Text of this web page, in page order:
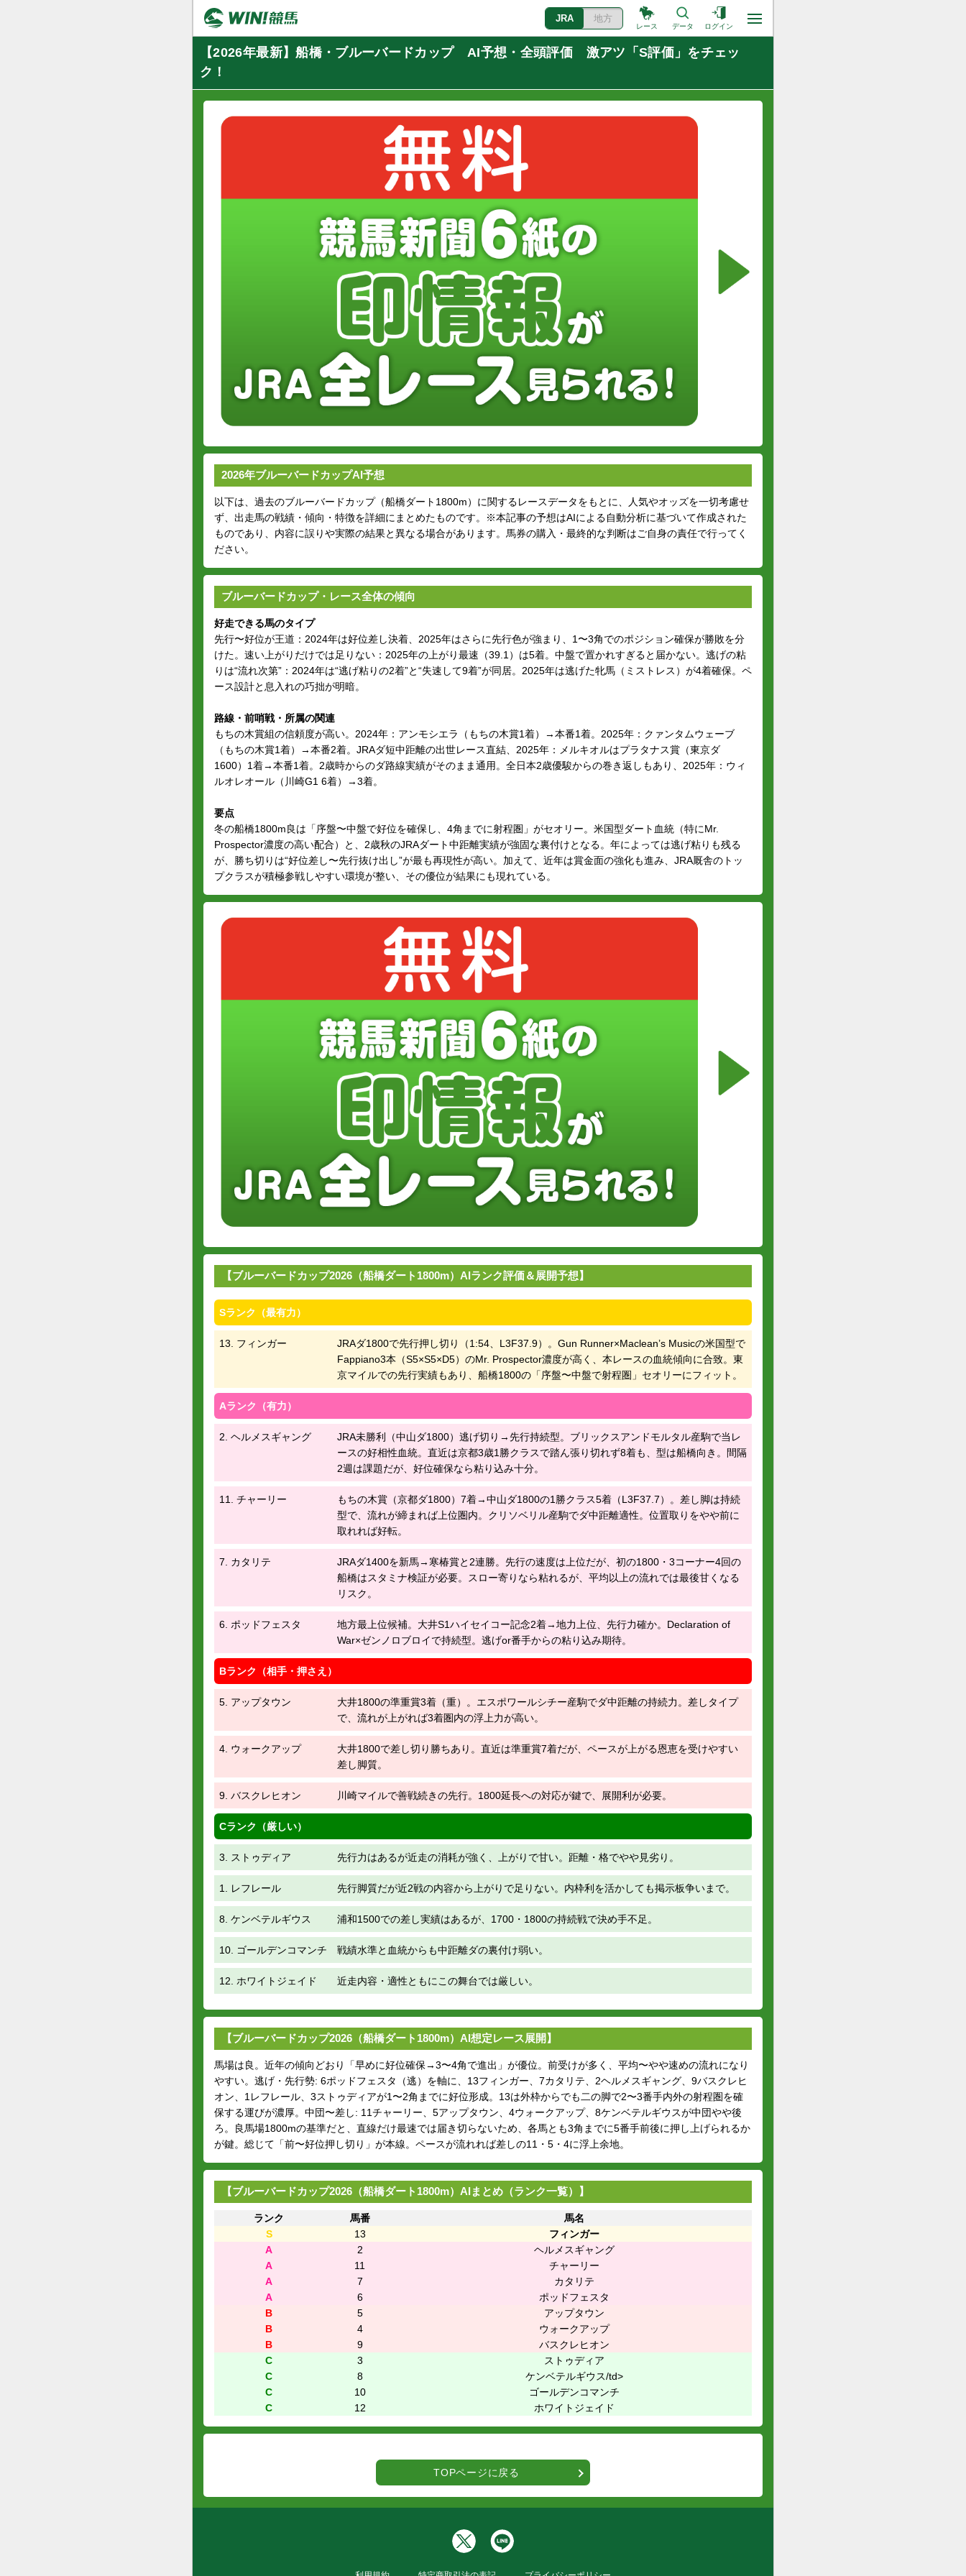
JRA 地方
レース データ ログイン
【2026年最新】船橋・ブルーバードカップ AI予想・全頭評価 激アツ「S評価」をチェッ
ク！
2026年ブルーバードカップAI予想
以下は、過去のブルーバードカップ（船橋ダート1800m）に関するレースデータをもとに、人気やオッズを一切考慮せ
ず、出走馬の戦績・傾向・特徴を詳細にまとめたものです。※本記事の予想はAIによる自動分析に基づいて作成された
ものであり、内容に誤りや実際の結果と異なる場合があります。馬券の購入・最終的な判断はご自身の責任で行ってく
ださい。
ブルーバードカップ・レース全体の傾向
好走できる馬のタイプ
先行〜好位が王道：2024年は好位差し決着、2025年はさらに先行色が強まり、1〜3角でのポジション確保が勝敗を分
けた。速い上がりだけでは足りない：2025年の上がり最速（39.1）は5着。中盤で置かれすぎると届かない。逃げの粘
りは“流れ次第”：2024年は“逃げ粘りの2着”と“失速して9着”が同居。2025年は逃げた牝馬（ミストレス）が4着確保。ペ
ース設計と息入れの巧拙が明暗。
路線・前哨戦・所属の関連
もちの木賞組の信頼度が高い。2024年：アンモシエラ（もちの木賞1着）→本番1着。2025年：クァンタムウェーブ
（もちの木賞1着）→本番2着。JRAダ短中距離の出世レース直結、2025年：メルキオルはプラタナス賞（東京ダ
1600）1着→本番1着。2歳時からのダ路線実績がそのまま通用。全日本2歳優駿からの巻き返しもあり、2025年：ウィ
ルオレオール（川崎G1 6着）→3着。
要点
冬の船橋1800m良は「序盤〜中盤で好位を確保し、4角までに射程圏」がセオリー。米国型ダート血統（特にMr.
Prospector濃度の高い配合）と、2歳秋のJRAダート中距離実績が強固な裏付けとなる。年によっては逃げ粘りも残る
が、勝ち切りは“好位差し〜先行抜け出し”が最も再現性が高い。加えて、近年は賞金面の強化も進み、JRA厩舎のトッ
プクラスが積極参戦しやすい環境が整い、その優位が結果にも現れている。
【ブルーバードカップ2026（船橋ダート1800m）AIランク評価＆展開予想】
Sランク（最有力）
13. フィンガー
JRAダ1800で先行押し切り（1:54、L3F37.9）。Gun Runner×Maclean’s Musicの米国型で
Fappiano3本（S5×S5×D5）のMr. Prospector濃度が高く、本レースの血統傾向に合致。東
京マイルでの先行実績もあり、船橋1800の「序盤〜中盤で射程圏」セオリーにフィット。
Aランク（有力）
2. ヘルメスギャング
JRA未勝利（中山ダ1800）逃げ切り→先行持続型。ブリックスアンドモルタル産駒で当レ
ースの好相性血統。直近は京都3歳1勝クラスで踏ん張り切れず8着も、型は船橋向き。間隔
2週は課題だが、好位確保なら粘り込み十分。
11. チャーリー
もちの木賞（京都ダ1800）7着→中山ダ1800の1勝クラス5着（L3F37.7）。差し脚は持続
型で、流れが締まれば上位圏内。クリソベリル産駒でダ中距離適性。位置取りをやや前に
取れれば好転。
7. カタリテ
JRAダ1400を新馬→寒椿賞と2連勝。先行の速度は上位だが、初の1800・3コーナー4回の
船橋はスタミナ検証が必要。スロー寄りなら粘れるが、平均以上の流れでは最後甘くなる
リスク。
6. ポッドフェスタ
地方最上位候補。大井S1ハイセイコー記念2着→地力上位、先行力確か。Declaration of
War×ゼンノロブロイで持続型。逃げor番手からの粘り込み期待。
Bランク（相手・押さえ）
5. アップタウン
大井1800の準重賞3着（重）。エスポワールシチー産駒でダ中距離の持続力。差しタイプ
で、流れが上がれば3着圏内の浮上力が高い。
4. ウォークアップ
大井1800で差し切り勝ちあり。直近は準重賞7着だが、ペースが上がる恩恵を受けやすい
差し脚質。
9. バスクレヒオン 川崎マイルで善戦続きの先行。1800延長への対応が鍵で、展開利が必要。
Cランク（厳しい）
3. ストゥディア 先行力はあるが近走の消耗が強く、上がりで甘い。距離・格でやや見劣り。
1. レフレール 先行脚質だが近2戦の内容から上がりで足りない。内枠利を活かしても掲示板争いまで。
8. ケンベテルギウス 浦和1500での差し実績はあるが、1700・1800の持続戦で決め手不足。
10. ゴールデンコマンチ 戦績水準と血統からも中距離ダの裏付け弱い。
12. ホワイトジェイド 近走内容・適性ともにこの舞台では厳しい。
【ブルーバードカップ2026（船橋ダート1800m）AI想定レース展開】
馬場は良。近年の傾向どおり「早めに好位確保→3〜4角で進出」が優位。前受けが多く、平均〜やや速めの流れになり
やすい。逃げ・先行勢: 6ポッドフェスタ（逃）を軸に、13フィンガー、7カタリテ、2ヘルメスギャング、9バスクレヒ
オン、1レフレール、3ストゥディアが1〜2角までに好位形成。13は外枠からでも二の脚で2〜3番手内外の射程圏を確
保する運びが濃厚。中団〜差し: 11チャーリー、5アップタウン、4ウォークアップ、8ケンベテルギウスが中団やや後
ろ。良馬場1800mの基準だと、直線だけ最速では届き切らないため、各馬とも3角までに5番手前後に押し上げられるか
が鍵。総じて「前〜好位押し切り」が本線。ペースが流れれば差しの11・5・4に浮上余地。
【ブルーバードカップ2026（船橋ダート1800m）AIまとめ（ランク一覧）】
ランク 馬番
馬名
S
13
フィンガー
A
2
ヘルメスギャング
A
11
チャーリー
A
7
カタリテ
A
6
ポッドフェスタ
B
5
アップタウン
B
4
ウォークアップ
B
9
バスクレヒオン
C
3
ストゥディア
C
8
ケンベテルギウス/td>
C
10
ゴールデンコマンチ
C
12 ホワイトジェイド
TOPページに戻る